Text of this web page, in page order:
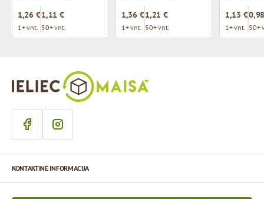
1,26 €
1+ vnt.
1,11 €
50+ vnt.
1,36 €
1+ vnt.
1,21 €
50+ vnt.
1,13 €
1+ vnt. 50+
KONTAKTINĖ INFORMACIJA